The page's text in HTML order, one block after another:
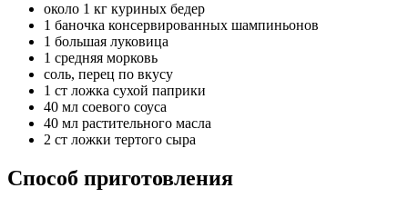
около 1 кг куриных бедер
1 баночка консервированных шампиньонов
1 большая луковица
1 средняя морковь
соль, перец по вкусу
1 ст ложка сухой паприки
40 мл соевого соуса
40 мл растительного масла
2 ст ложки тертого сыра
Способ приготовления